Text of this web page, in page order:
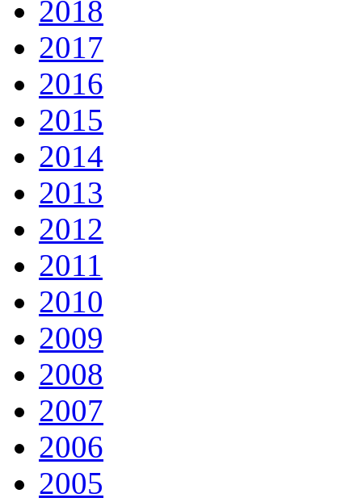
2018
2017
2016
2015
2014
2013
2012
2011
2010
2009
2008
2007
2006
2005